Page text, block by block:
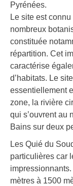
Pyrénées.
Le site est
nombreux
constituée
répartition. Cet
caractérise
d’habitats. Le
essentiellement
zone, la rivière
qui s’ouvrent au
Bains sur deux
Les Quié du
particulières car
mètres à 1500